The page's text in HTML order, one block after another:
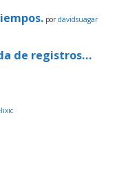
pordavidsuagar
de registros…